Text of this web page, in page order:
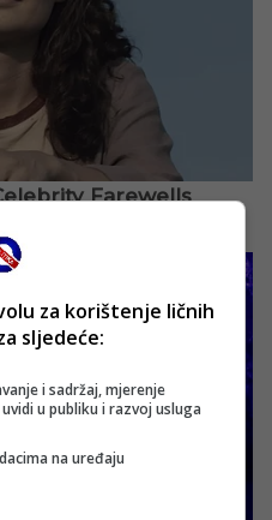
za korištenje ličnih
sljedeće:
i sadržaj, mjerenje
u publiku i razvoj usluga
na uređaju